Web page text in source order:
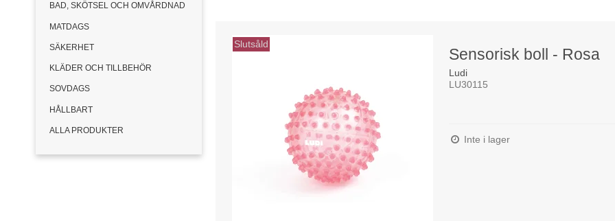
BAD, SKÖTSEL OCH OMVÅRDNAD
MATDAGS
SÄKERHET
KLÄDER OCH TILLBEHÖR
SOVDAGS
HÅLLBART
ALLA PRODUKTER
Slutsåld
Sensorisk boll - Rosa
Ludi
LU30115
Inte i lager